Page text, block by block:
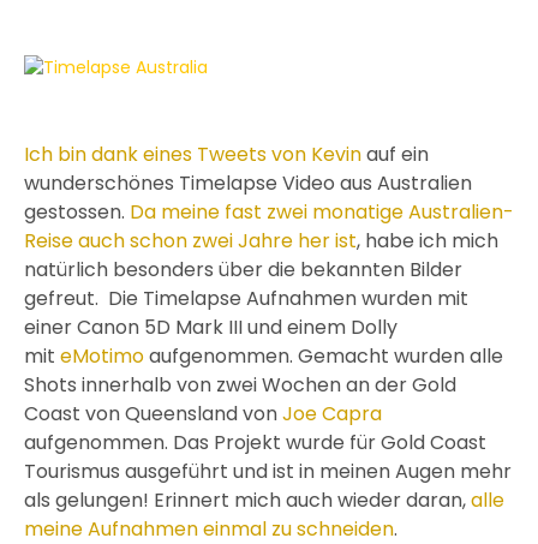
Ich bin dank eines Tweets von Kevinauf ein
wunderschönes Timelapse Video aus Australien
gestossen. Da meine fast zwei monatige Australien-
Reise auch schon zwei Jahre her ist, habe ich mich
natürlich besonders über die bekannten Bilder
gefreut. Die Timelapse Aufnahmen wurden mit
einer Canon 5D Mark III und einem Dolly
mit eMotimoaufgenommen. Gemacht wurden alle
Shots innerhalb von zwei Wochen an der Gold
Coast von Queensland vonJoe Capra
aufgenommen. Das Projekt wurde für Gold Coast
Tourismus ausgeführt und ist in meinen Augen mehr
als gelungen! Erinnert mich auch wieder daran,alle
meine Aufnahmen einmal zu schneiden.